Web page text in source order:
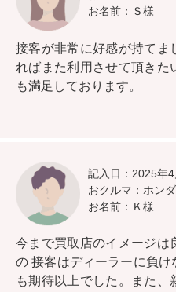
お名前：Ｓ様
接客が非常に好感が持てま
ればまた利用させて頂きた
も満足しております。
記入日：2025年
おクルマ：ホン
お名前：Ｋ様
今まで買取店のイメージは
の接客はディーラーに負
も期待以上 でした。また、